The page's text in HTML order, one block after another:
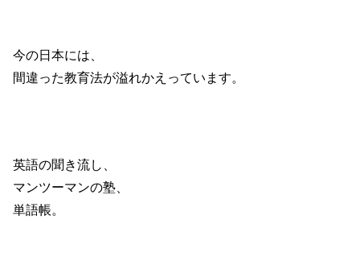
今の日本には、
間違った教育法が溢れかえっています。
英語の聞き流し、
マンツーマンの塾、
単語帳。